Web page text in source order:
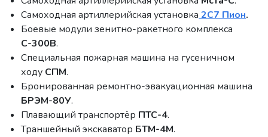
Самоходная артиллерийская установка 2С7 Пион.
Боевые модули зенитно-ракетного комплекса
С-300В.
Специальная пожарная машина на гусеничном
ходу СПМ.
Бронированная ремонтно-эвакуационная машина
БРЭМ-80У.
Плавающий транспортёр ПТС-4.
Траншейный экскаватор БТМ-4М.